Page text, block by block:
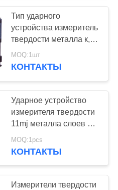
Тип ударного
устройства измеритель
твердости металла к,
Хандхэльд измеритель
твердости для
MOQ:1шт
КОНТАКТЫ
Ударное устройство
измерителя твердости
11mj металла слоев d
поверхностное
затвердетое
MOQ:1pcs
КОНТАКТЫ
Измерители твердости